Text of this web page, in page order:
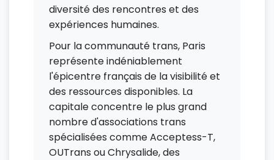
diversité des rencontres et des
expériences humaines.
Pour la communauté trans, Paris
représente indéniablement
l'épicentre français de la visibilité et
des ressources disponibles. La
capitale concentre le plus grand
nombre d'associations trans
spécialisées comme Acceptess-T,
OUTrans ou Chrysalide, des